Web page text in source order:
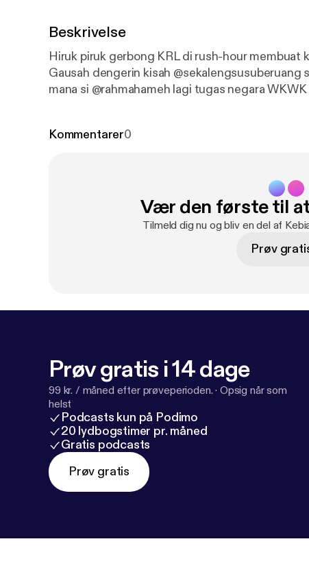
Beskrivelse
Hiruk piruk gerbong KRL di rush-hour membuat
Gausah dengerin kisah @sekalengsusuberuang
mana si @rahmahameh lagi tugas negara WKWK
Kommentarer0
Vær den første til
Tilmeld dig nu og bliv en del af
Prøv
Prøv gratis i 14 dage
99 kr. / måned efter prøveperioden. · Opsig når som
helst
Podcasts kun på Podimo
20 lydbogstimer pr. måned
Gratis podcasts
Prøv gratis